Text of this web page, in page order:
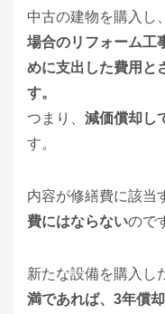
中古の建物を購入し、
場合のリフォーム工
めに支出した費用と
す。
つまり、 減価償却し
す。
内容が修繕費に該当
費にはならないので
新たな設備を購入し
満であれば、3年償却